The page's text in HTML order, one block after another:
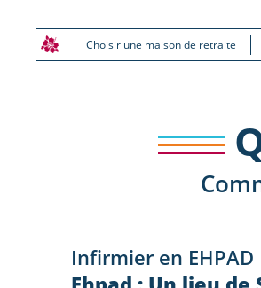
Choisir une maison de retraite
Infirmier en EHPAD